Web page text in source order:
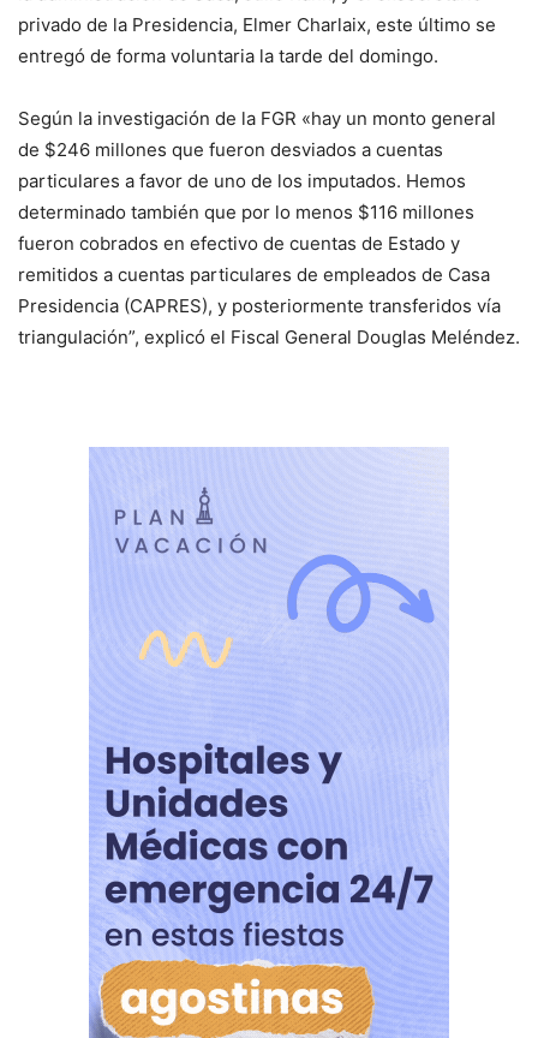
privado de la Presidencia, Elmer Charlaix, este último se
entregó de forma voluntaria la tarde del domingo.
Según la investigación de la FGR «hay un monto general
de $246 millones que fueron desviados a cuentas
particulares a favor de uno de los imputados. Hemos
determinado también que por lo menos $116 millones
fueron cobrados en efectivo de cuentas de Estado y
remitidos a cuentas particulares de empleados de Casa
Presidencia (CAPRES), y posteriormente transferidos vía
triangulación”, explicó el Fiscal General Douglas Meléndez.